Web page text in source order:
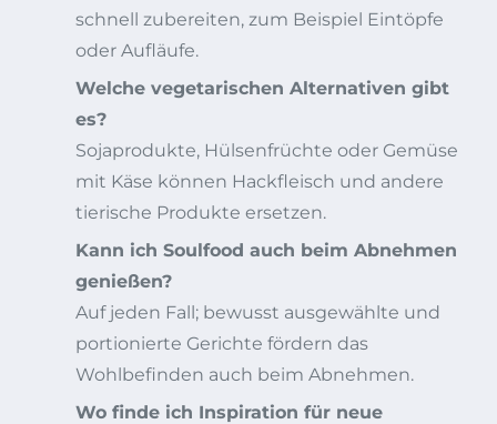
schnell zubereiten, zum Beispiel Eintöpfe
oder Aufläufe.
Welche vegetarischen Alternativen gibt
es?
Sojaprodukte, Hülsenfrüchte oder Gemüse
mit Käse können Hackfleisch und andere
tierische Produkte ersetzen.
Kann ich Soulfood auch beim Abnehmen
genießen?
Auf jeden Fall; bewusst ausgewählte und
portionierte Gerichte fördern das
Wohlbefinden auch beim Abnehmen.
Wo finde ich Inspiration für neue